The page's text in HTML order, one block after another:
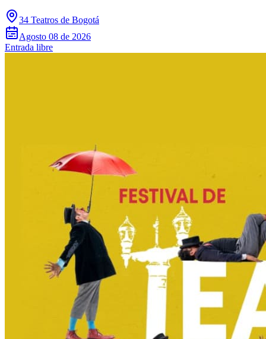
34 Teatros de Bogotá
Agosto 08 de 2026
Entrada libre